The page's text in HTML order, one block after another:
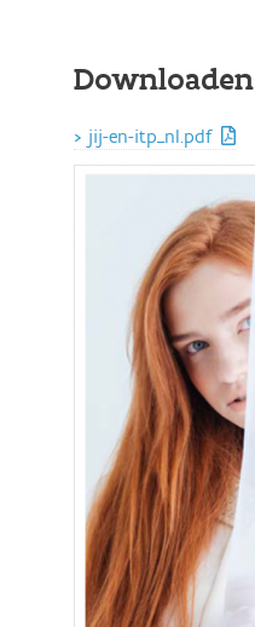
Downloaden
jij-en-itp_nl.pdf